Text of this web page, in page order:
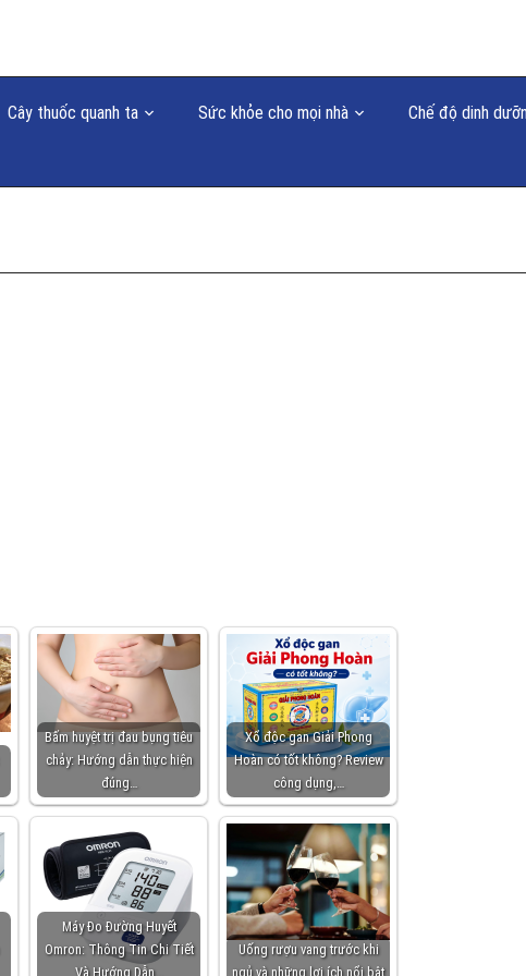
Cây thuốc quanh ta Sức khỏe cho mọi nhà
Chế độ dinh
Bấm huyệt trị đau bụng tiêu
chảy: Hướng dẫn thực hiện
đúng…
Xổ độc gan Giải Phong
Hoàn có tốt không? Review
công dụng,…
Máy Đo Đường Huyết
Omron: Thông Tin Chi Tiết
Và Hướng Dẫn…
Uống rượu vang trước khi
ngủ và những lợi ích nổi bật